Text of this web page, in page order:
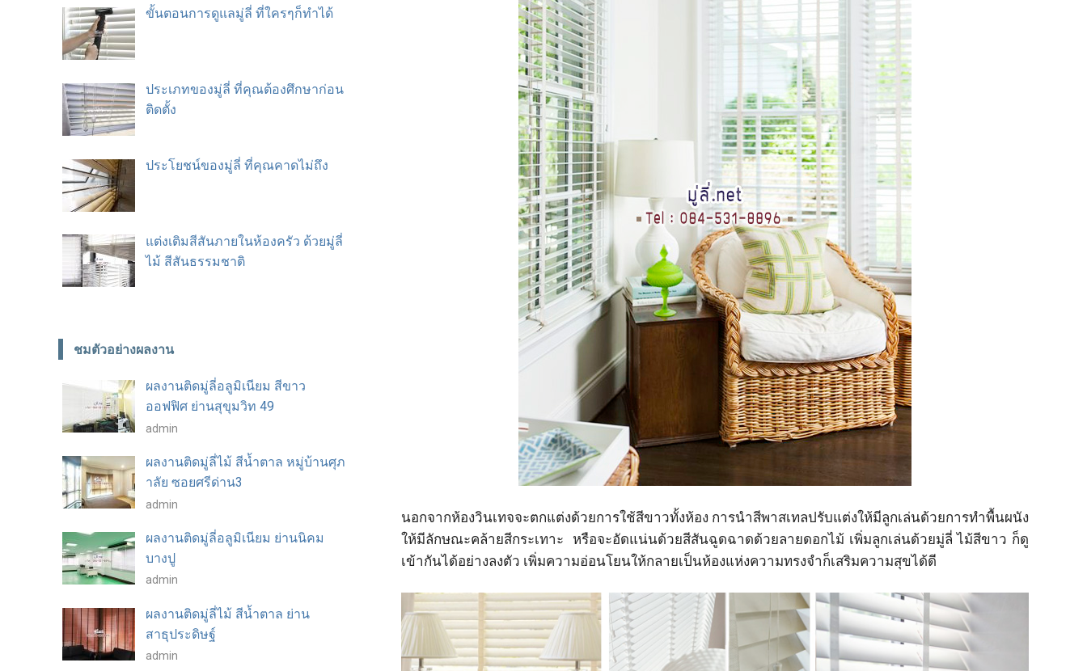
นอกจากห้องวินเทจจะตกแต่งด้วยการใช้สีขาวทั้งห้อง การนำสีพาสเทลปรับแต่งให้มีลูกเล่นด้วยการทำพื้นผนัง
ให้มีลักษณะคล้ายสีกระเทาะ หรือจะอัดแน่นด้วยสีสันฉูดฉาดด้วยลายดอกไม้ เพิ่มลูกเล่นด้วยมู่ลี่ ไม้สีขาว ก็ดู
เข้ากันได้อย่างลงตัว เพิ่มความอ่อนโยนให้กลายเป็นห้องแห่งความทรงจำก็เสริมความสุขได้ดี
ขั้นตอนการดูแลมู่ลี่ ที่ใครๆก็ทำได้
ประเภทของมู่ลี่ ที่คุณต้องศึกษาก่อน
ติดตั้ง
ประโยชน์ของมู่ลี่ ที่คุณคาดไม่ถึง
แต่งเติมสีสันภายในห้องครัว ด้วยมู่ลี่
ไม้ สีสันธรรมชาติ
ชมตัวอย่างผลงาน
ผลงานติดมู่ลี่อลูมิเนียม สีขาว
ออฟฟิศ ย่านสุขุมวิท 49
admin
ผลงานติดมู่ลี่ไม้ สีน้ำตาล หมู่บ้านศุภ
าลัย ซอยศรีด่าน3
admin
ผลงานติดมู่ลี่อลูมิเนียม ย่านนิคม
บางปู
admin
ผลงานติดมู่ลี่ไม้ สีน้ำตาล ย่าน
สาธุประดิษฐ์
admin